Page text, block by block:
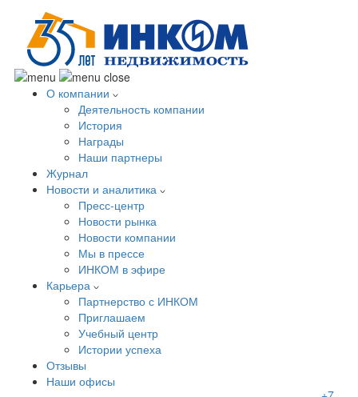
О компании
Деятельность компании
История
Награды
Наши партнеры
Журнал
Новости и аналитика
Пресс-центр
Новости рынка
Новости компании
Мы в прессе
ИНКОМ в эфире
Карьера
Партнерство с ИНКОМ
Приглашаем
Учебный центр
Истории успеха
Отзывы
Наши офисы